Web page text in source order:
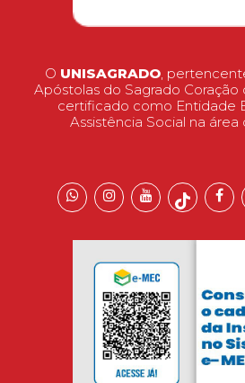
O UNISAGRADO,
Apóstolas do Sagrado Coração
certificado como Entidade
Assistência Social na área